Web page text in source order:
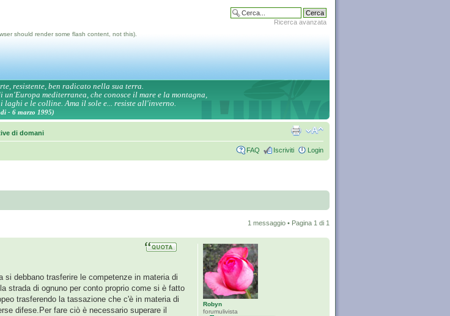
Ricerca avanzata
should render some flash content, not this).
resistente, ben radicato nella sua terra.
un'Europa mediterranea, che conosce il mare e la montagna,
laghi e le colline. Ama il sole e... resiste all'inverno.
- 6 marzo 1995)
di domani
FAQ Iscriviti Login
1 messaggio • Pagina 1 di 1
si debbano trasferire le competenze in materia di
strada di ognuno per conto proprio come si è fatto
trasferendo la tassazione che c'è in materia di
difese.Per fare ciò è necessario superare il
Robyn
forumulivista